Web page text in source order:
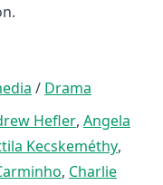
/ Drama
Hefler, Angela
Kecskeméthy,
, Charlie